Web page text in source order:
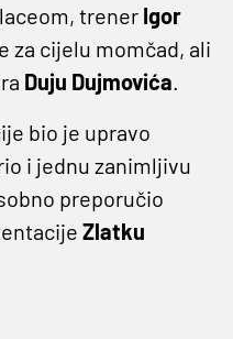
trener Igor
za cijelu momčad, ali
Duju Dujmovića.
bio je upravo
i jednu zanimljivu
preporučio
Zlatku